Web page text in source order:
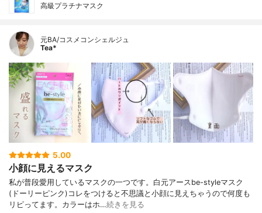
高級プラチナマスク
元BA/コスメコンシェルジュ
Tea*
5.00
小顔に見えるマスク
私が普段愛用しているマスクの一つです。白元アースbe-styleマスク
(ドーリーピンク)コレをつけると不思議と小顔に見えちゃうので何度も
リピってます。カラーはホ…続きを見る